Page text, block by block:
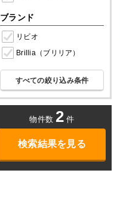
ブランド
リビオ
Brillia（ブリリア）
すべての絞り込み条件
物件数 2 件
検索結果を見る